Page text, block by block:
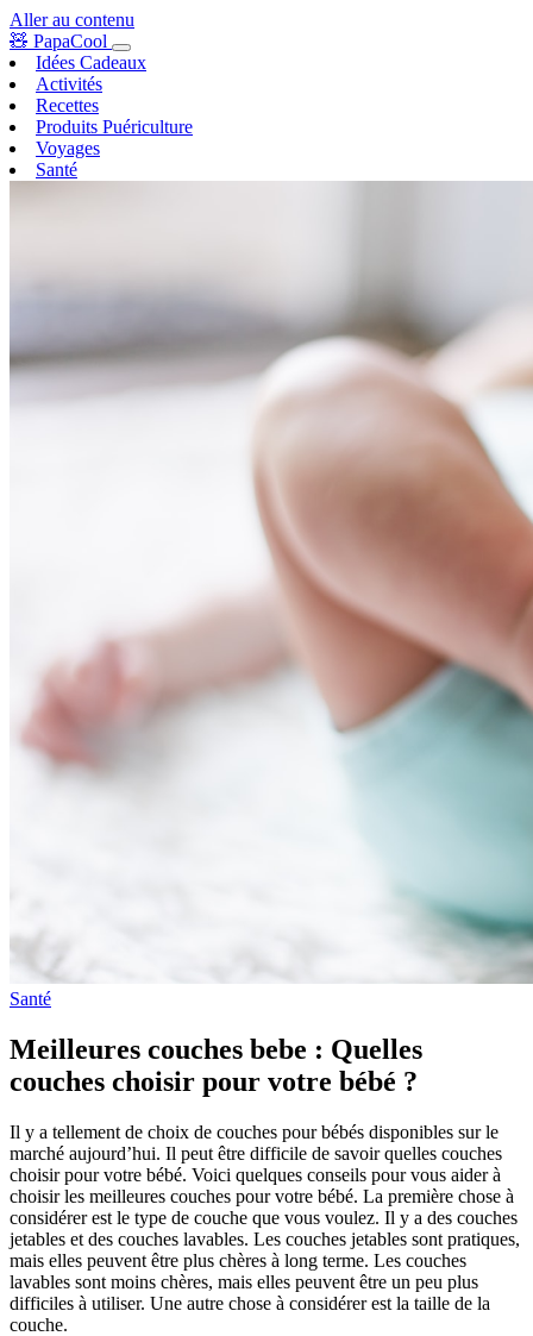
Aller au contenu
🧸 PapaCool
Idées Cadeaux
Activités
Recettes
Produits Puériculture
Voyages
Santé
Santé
Meilleures couches bebe : Quelles
couches choisir pour votre bébé ?
Il y a tellement de choix de couches pour bébés disponibles sur le
marché aujourd’hui. Il peut être difficile de savoir quelles couches
choisir pour votre bébé. Voici quelques conseils pour vous aider à
choisir les meilleures couches pour votre bébé. La première chose à
considérer est le type de couche que vous voulez. Il y a des couches
jetables et des couches lavables. Les couches jetables sont pratiques,
mais elles peuvent être plus chères à long terme. Les couches
lavables sont moins chères, mais elles peuvent être un peu plus
difficiles à utiliser. Une autre chose à considérer est la taille de la
couche.